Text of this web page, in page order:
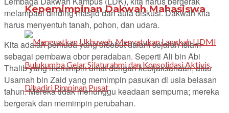
Kepemimpinan Dakwah Mahasiswa
melampaui dinding masjid dan aula diskusi. Dakwah kita
harus menyentuh tanah, pohon, dan udara.
Kita adalah pemuda yang disebut dalam sejarah Islam
sebagai pembawa obor peradaban. Seperti Ali bin Abi
Thalib yang memimpin umat dengan kebijaksanaan, atau
Usamah bin Zaid yang memimpin pasukan di usia belasan
tahun. Mereka tidak menunggu keadaan sempurna; mereka
bergerak dan memimpin perubahan.